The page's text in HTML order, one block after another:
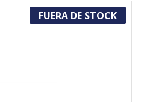
FUERA DE STOCK